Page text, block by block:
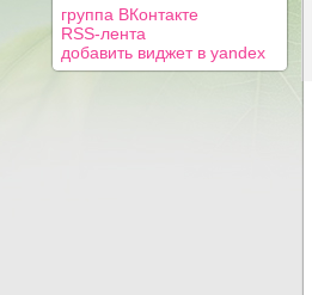
группа ВКонтакте
RSS-лента
добавить виджет в yandex